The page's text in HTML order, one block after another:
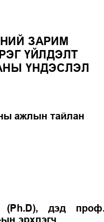
ЗАРИМ
ҮЙЛДЭЛТ
ҮНДЭСЛЭЛ
ажлын тайлан
(Ph.D),  дэд
ын эрхлэгч